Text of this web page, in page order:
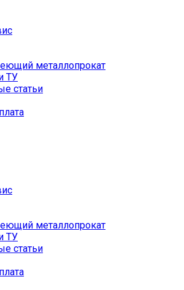
металлопрокат
ТУ
статьи
металлопрокат
ТУ
статьи